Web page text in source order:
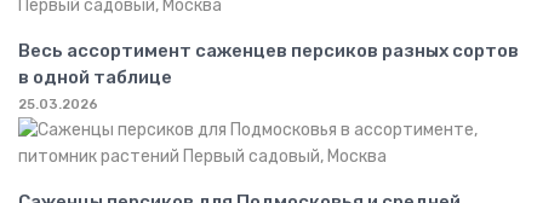
Весь ассортимент саженцев персиков разных сортов
в одной таблице
25.03.2026